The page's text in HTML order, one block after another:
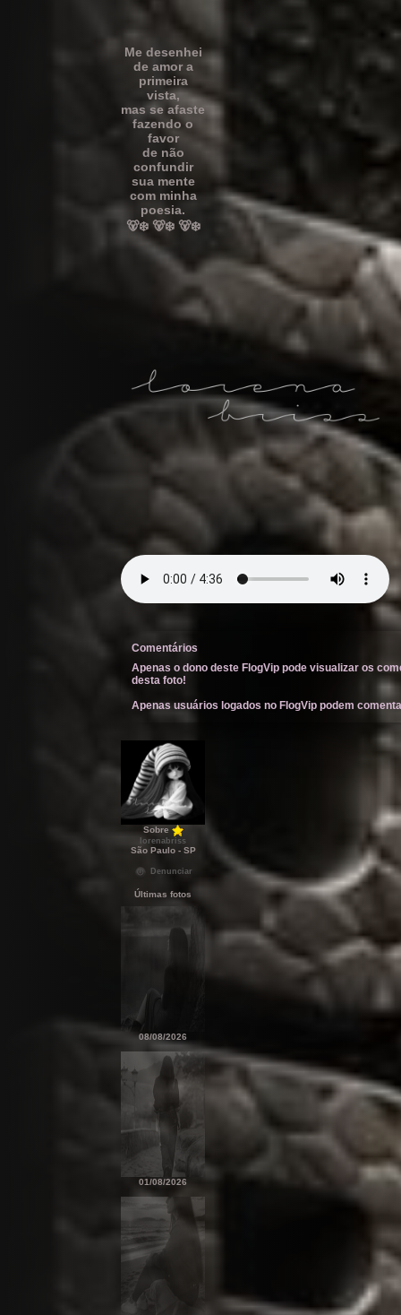
Me desenhei
de amor a
primeira
vista,
mas se afaste
fazendo o
favor
de não
confundir
sua mente
com minha
poesia.
🐻‍❄️ 🐻‍❄️ 🐻‍❄️
Comentários
Apenas o dono deste FlogVip pode visualizar os
desta foto!
Apenas usuários logados no FlogVip podem
Sobre
lorenabriss
São Paulo - SP
Denunciar
Últimas fotos
08/08/2026
01/08/2026